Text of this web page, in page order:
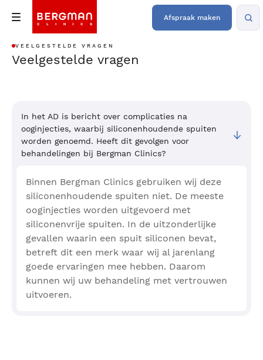
Afspraak maken
VEELGESTELDE VRAGEN
Veelgestelde vragen
In het AD is bericht over complicaties na
ooginjecties, waarbij siliconenhoudende spuiten
worden genoemd. Heeft dit gevolgen voor
behandelingen bij Bergman Clinics?
Binnen Bergman Clinics gebruiken wij deze
siliconenhoudende spuiten niet. De meeste
ooginjecties worden uitgevoerd met
siliconenvrije spuiten. In de uitzonderlijke
gevallen waarin een spuit siliconen bevat,
betreft dit een merk waar wij al jarenlang
goede ervaringen mee hebben. Daarom
kunnen wij uw behandeling met vertrouwen
uitvoeren.